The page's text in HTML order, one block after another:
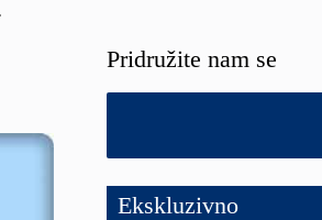
Pridružite nam se
Ekskluzivno